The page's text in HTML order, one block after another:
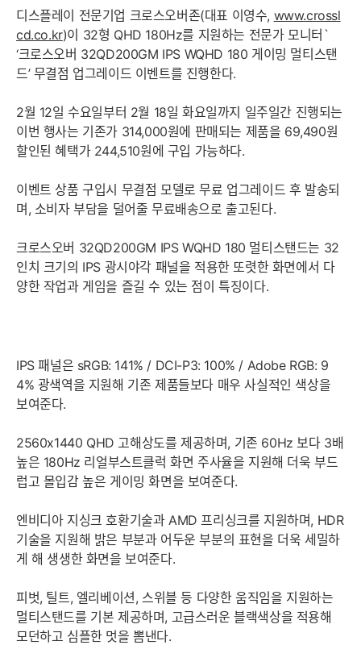
디스플레이 전문기업 크로스오버존(대표 이영수, www.crossl
cd.co.kr)이 32형 QHD 180Hz를 지원하는 전문가 모니터`
‘크로스오버 32QD200GM IPS WQHD 180 게이밍 멀티스탠
드’ 무결점 업그레이드 이벤트를 진행한다.
2월 12일 수요일부터 2월 18일 화요일까지 일주일간 진행되는
이번 행사는 기존가 314,000원에 판매되는 제품을 69,490원
할인된 혜택가 244,510원에 구입 가능하다.
이벤트 상품 구입시 무결점 모델로 무료 업그레이드 후 발송되
며, 소비자 부담을 덜어줄 무료배송으로 출고된다.
크로스오버 32QD200GM IPS WQHD 180 멀티스탠드는 32
인치 크기의 IPS 광시야각 패널을 적용한 또렷한 화면에서 다
양한 작업과 게임을 즐길 수 있는 점이 특징이다.
IPS 패널은 sRGB: 141% / DCI-P3: 100% / Adobe RGB: 9
4% 광색역을 지원해 기존 제품들보다 매우 사실적인 색상을
보여준다.
2560x1440 QHD 고해상도를 제공하며, 기존 60Hz 보다 3배
높은 180Hz 리얼부스트클럭 화면 주사율을 지원해 더욱 부드
럽고 몰입감 높은 게이밍 화면을 보여준다.
엔비디아 지싱크 호환기술과 AMD 프리싱크를 지원하며, HDR
기술을 지원해 밝은 부분과 어두운 부분의 표현을 더욱 세밀하
게 해 생생한 화면을 보여준다.
피벗, 틸트, 엘리베이션, 스위블 등 다양한 움직임을 지원하는
멀티스탠드를 기본 제공하며, 고급스러운 블랙색상을 적용해
모던하고 심플한 멋을 뽐낸다.